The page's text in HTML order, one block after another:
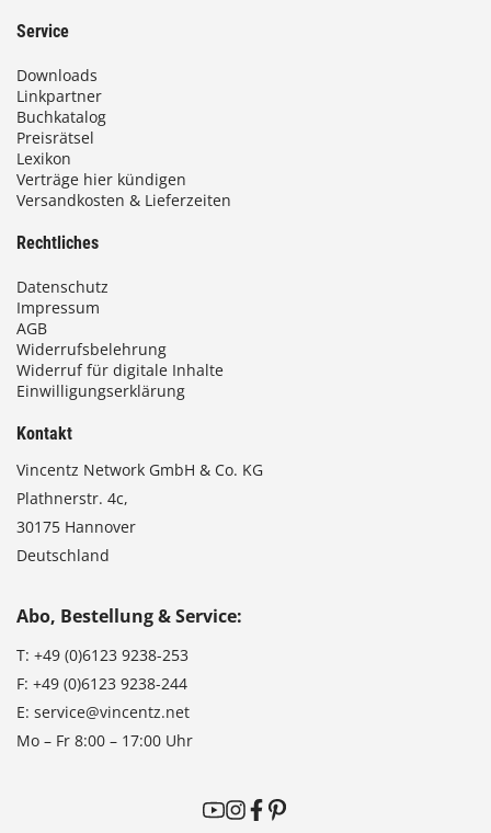
Service
Downloads
Linkpartner
Buchkatalog
Preisrätsel
Lexikon
Verträge hier kündigen
Versandkosten & Lieferzeiten
Rechtliches
Datenschutz
Impressum
AGB
Widerrufsbelehrung
Widerruf für digitale Inhalte
Einwilligungserklärung
Kontakt
Vincentz Network GmbH & Co. KG
Plathnerstr. 4c,
30175 Hannover
Deutschland
Abo, Bestellung & Service:
T: +49 (0)6123 9238-253
F: +49 (0)6123 9238-244
E: service@vincentz.net
Mo – Fr 8:00 – 17:00 Uhr